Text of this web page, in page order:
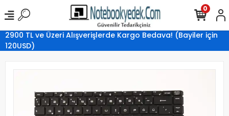
2900 TL ve Üzeri Alışverişlerde Kargo Bedava! (Bayiler için
120USD)
0